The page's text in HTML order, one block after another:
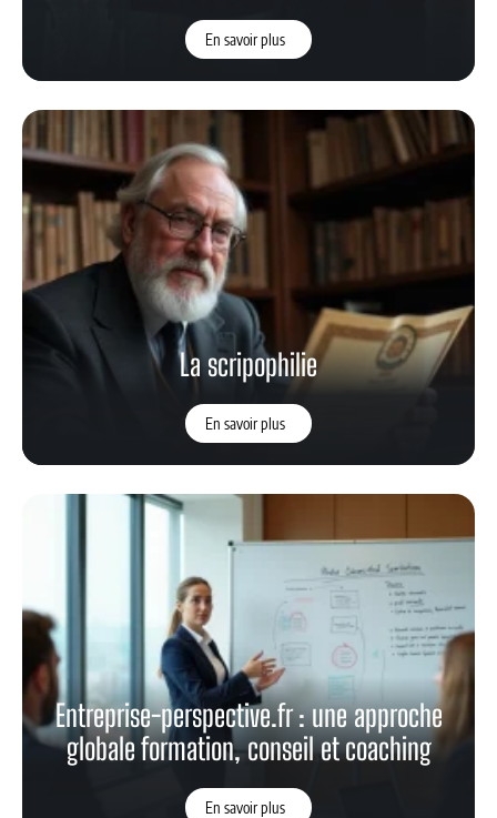
En savoir plus
La scripophilie
En savoir plus
Entreprise-perspective.fr : une approche
globale formation, conseil et coaching
En savoir plus